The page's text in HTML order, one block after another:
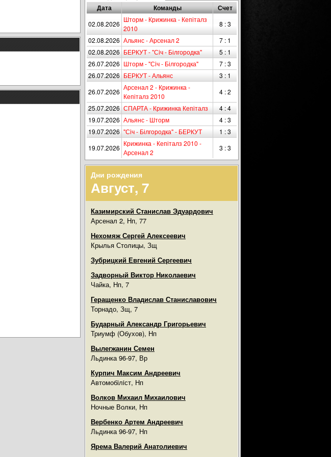
Дата Команды Счет
02.08.2026
Шторм - Крижинка - Кепіталз
2010
8 : 3
02.08.2026 Альянс - Арсенал 2
7 : 1
02.08.2026 БЕРКУТ - "Сiч - Білгородка"
5 : 1
26.07.2026 Шторм - "Сiч - Білгородка"
7 : 3
26.07.2026 БЕРКУТ - Альянс
3 : 1
26.07.2026
Арсенал 2 - Крижинка -
Кепіталз 2010
4 : 2
25.07.2026 СПАРТА - Крижинка Кепіталз
4 : 4
19.07.2026 Альянс - Шторм
4 : 3
19.07.2026 "Сiч - Білгородка" - БЕРКУТ
1 : 3
19.07.2026
Крижинка - Кепіталз 2010 -
Арсенал 2
3 : 3
Дни рождения
Август, 7
Казимирский Станислав Эдуардович
Арсенал 2, Нп, 77
Нехомяж Сергей Алексеевич
Крылья Столицы, Зщ
Зубрицкий Евгений Сергеевич
Задворный Виктор Николаевич
Чайка, Нп, 7
Геращенко Владислав Станиславович
Торнадо, Зщ, 7
Бударный Александр Григорьевич
Триумф (Обухов), Нп
Вылегжанин Семен
Льдинка 96-97, Вр
Курпич Максим Андреевич
Автомобiлiст, Нп
Волков Михаил Михаилович
Ночные Волки, Нп
Вербенко Артем Андреевич
Льдинка 96-97, Нп
Ярема Валерий Анатолиевич